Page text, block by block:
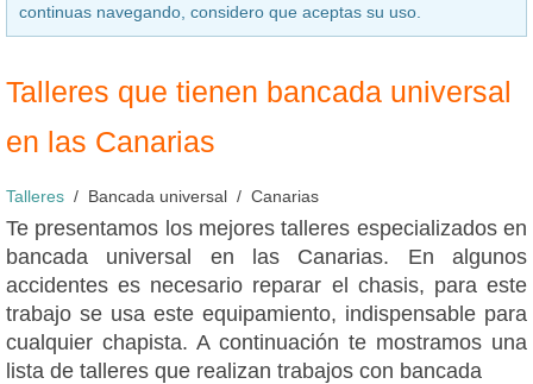
continuas navegando, considero que aceptas su uso.
Talleres que tienen bancada universal
en las Canarias
Talleres Bancada universal Canarias
Te presentamos los mejores talleres especializados en
bancada universal en las Canarias. En algunos
accidentes es necesario reparar el chasis, para este
trabajo se usa este equipamiento, indispensable para
cualquier chapista. A continuación te mostramos una
lista de talleres que realizan trabajos con bancada